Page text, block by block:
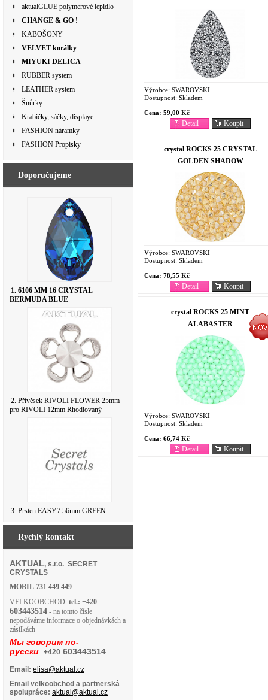
aktualGLUE polymerové lepidlo
CHANGE & GO !
KABOŠONY
VELVET korálky
MIYUKI DELICA
RUBBER system
LEATHER system
Šnůrky
Krabičky, sáčky, displaye
FASHION náramky
FASHION Propisky
Doporučujeme
1. 6106 MM 16 CRYSTAL
BERMUDA BLUE
2. Přívěsek RIVOLI FLOWER 25mm
pro RIVOLI 12mm Rhodiovaný
3. Prsten EASY7 56mm GREEN
Rychlý kontakt
AKTUAL, s.r.o. SECRET
CRYSTALS
MOBIL 731 449 449
VELKOOBCHOD tel.: +420
603443514 - na tomto čísle
nepodáváme informace o objednávkách a
zásilkách
Мы говорим по-
русски +420 603443514
Email: elisa@aktual.cz
Email velkoobchod a partnerská
spolupráce: aktual@aktual.cz
Výrobce: SWAROVSKI
Dostupnost: Skladem
Cena: 59,00 Kč
Koupit
Detail
crystal ROCKS 25 CRYSTAL
GOLDEN SHADOW
Výrobce: SWAROVSKI
Dostupnost: Skladem
Cena: 78,55 Kč
Koupit
Detail
crystal ROCKS 25 MINT
ALABASTER
Výrobce: SWAROVSKI
Dostupnost: Skladem
Cena: 66,74 Kč
Koupit
Detail